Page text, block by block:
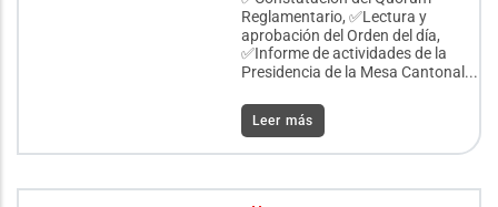
Reglamentario, ✅Lectura y
aprobación del Orden del día,
✅Informe de actividades de la
Presidencia de la Mesa Cantonal...
Leer más